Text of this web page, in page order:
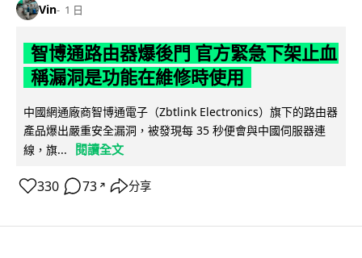
Vin 1 日
智博通路由器爆後門 官方緊急下架止血
稱漏洞是功能在維修時使用
中國網通廠商智博通電子（Zbtlink Electronics）旗下的路由器
產品爆出嚴重安全漏洞，被發現每 35 秒便會與中國伺服器連
線，旗...
閱讀全文
330 73 ↗ 分享